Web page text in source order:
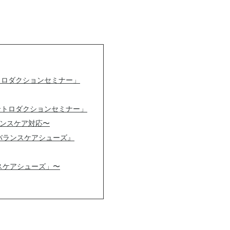
ダクションセミナー」
ロダクションセミナー」
スケア対応〜
ンスケアシューズ』
アシューズ」〜